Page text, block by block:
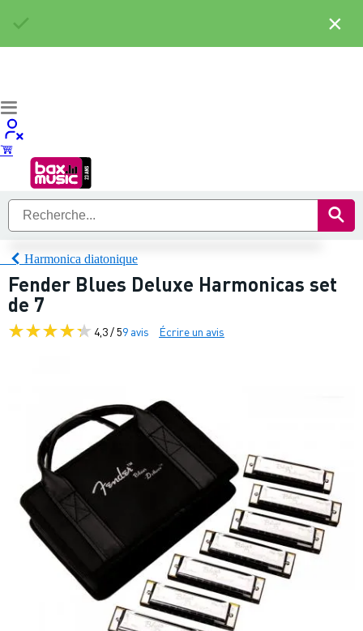
Harmonica diatonique
Fender Blues Deluxe Harmonicas set
de 7
4,3 / 59 avis Écrire un avis
×